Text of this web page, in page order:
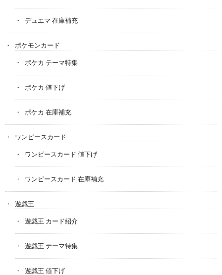
デュエマ 在庫補充
ポケモンカード
ポケカ テーマ特集
ポケカ 値下げ
ポケカ 在庫補充
ワンピースカード
ワンピースカード 値下げ
ワンピースカード 在庫補充
遊戯王
遊戯王 カード紹介
遊戯王 テーマ特集
遊戯王 値下げ